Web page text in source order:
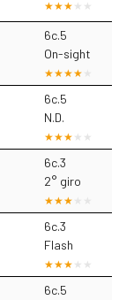
6c.5
On-sight
6c.5
N.D.
6c.3
2° giro
6c.3
Flash
6c.5